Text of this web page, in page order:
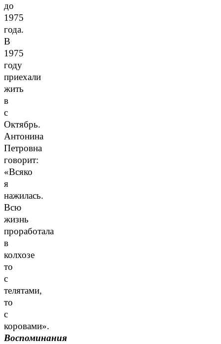
до
1975
года.
В
1975
году
приехали
жить
в
с
Октябрь.
Антонина
Петровна
говорит:
«Всяко
я
нажилась.
Всю
жизнь
проработала
в
колхозе
то
с
телятами,
то
с
коровами».
Воспоминания